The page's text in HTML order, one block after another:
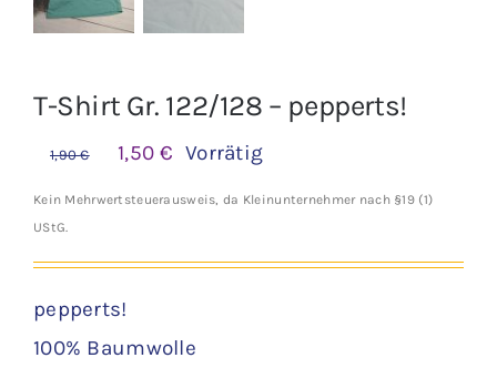
T-Shirt Gr. 122/128 – pepperts!
1,90€
Ursprünglicher
Preis
1,90 €
1,50€ Aktueller
Preis
1,50 €.
Vorrätig
Kein Mehrwertsteuerausweis, da Kleinunternehmer nach §19 (1)
UStG.
pepperts!
100% Baumwolle